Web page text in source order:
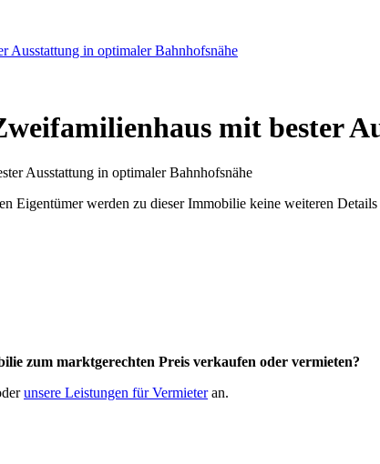
Ausstattung in optimaler Bahnhofsnähe
mit bester
Eigentümer werden zu dieser Immobilie keine weiteren
zum marktgerechten Preis verkaufen oder vermieten?
unsere Leistungen für Vermieteran.